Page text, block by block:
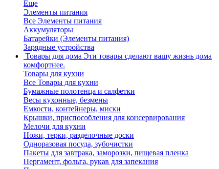
Еще
Элементы питания
Все Элементы питания
Аккумуляторы
Батарейки (Элементы питания)
Зарядные устройства
Товары для дома Эти товары сделают вашу жизнь дома
комфортнее.
Товары для кухни
Все Товары для кухни
Бумажные полотенца и салфетки
Весы кухонные, безмены
Емкости, контейнеры, миски
Крышки, приспособления для консервирования
Мелочи для кухни
Ножи, терки, разделочные доски
Одноразовая посуда, зубочистки
Пакеты для завтрака, заморозки, пищевая пленка
Пергамент, фольга, рукав для запекания